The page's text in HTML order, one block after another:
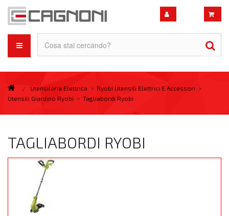
/ Utensileria Elettrica > Ryobi Utensili Elettrici E Accessori >
Utensili Giardino Ryobi > Tagliabordi Ryobi
TAGLIABORDI RYOBI